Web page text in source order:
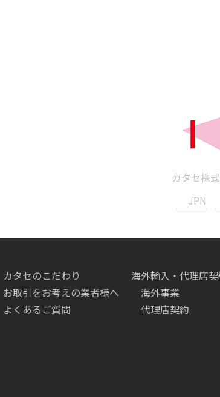
カタセ株
JPN
カタセのこだわり
お取引をお考えの業者様へ
よくあるご質問
海外輸入・代理店
海外事業
代理店契約